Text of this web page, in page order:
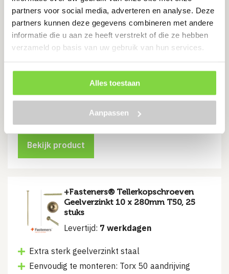
partners voor social media, adverteren en analyse. Deze
partners kunnen deze gegevens combineren met andere
informatie die u aan ze heeft verstrekt of die ze hebben
verzameld op basis van uw gebruik van hun services.
Alles toestaan
Aanpassen
Tellerkopschroeven Geelverzinkt
10 x 260mm T50, 25 stuks
Levertijd: 7 werkdagen
Bekijk product
+Fasteners® Tellerkopschroeven
Geelverzinkt 10 x 280mm T50, 25
stuks
Levertijd: 7 werkdagen
Extra sterk geelverzinkt staal
Eenvoudig te monteren: Torx 50 aandrijving